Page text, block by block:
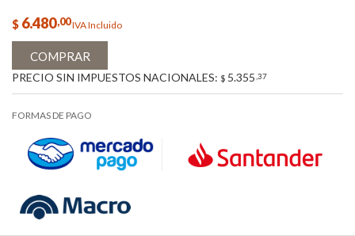
$ 6.480,00IVA Incluido
COMPRAR
PRECIO SIN IMPUESTOS NACIONALES: $ 5.355 ,37
FORMAS DE PAGO